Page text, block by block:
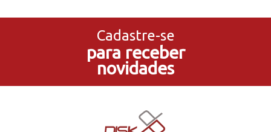
no Cartão de Crédito
5% de Desconto
no Pagamento PIX
Em Nossas Lojas Físicas
Cadastre-se
para receber
novidades